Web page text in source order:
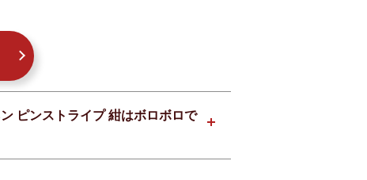
ピンストライプ 紺はボロボロで